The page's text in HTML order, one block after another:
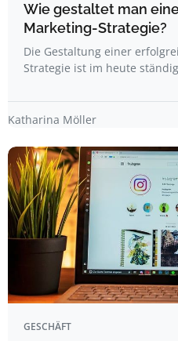
Wie gestaltet man
Marketing-Strategie?
Die Gestaltung einer
Strategie ist im heute
Katharina Möller
GESCHÄFT